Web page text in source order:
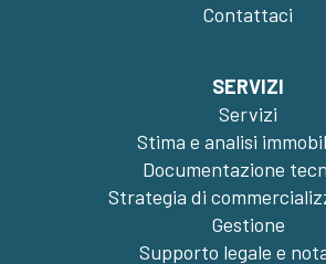
Contattaci
SERVIZI
Servizi
Stima e analisi
Documentazione
Strategia di
Gestione
Supporto legale e